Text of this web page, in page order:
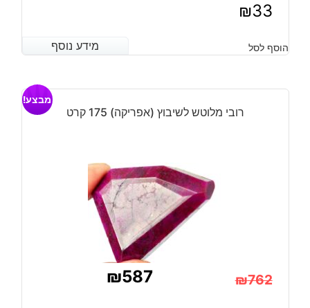
₪33
מידע נוסף הוסף לסל מידע נוסף
רובי מלוטש לשיבוץ (אפריקה) 175 קרט
מבצע!
₪762
₪587